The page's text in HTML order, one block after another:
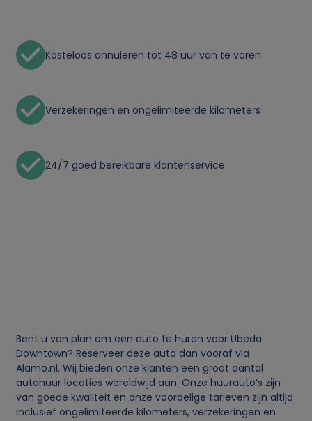
Kosteloos annuleren tot 48 uur van te voren
Verzekeringen en ongelimiteerde kilometers
24/7 goed bereikbare klantenservice
Bent u van plan om een auto te huren voor Ubeda
Downtown? Reserveer deze auto dan vooraf via
Alamo.nl. Wij bieden onze klanten een groot aantal
autohuur locaties wereldwijd aan. Onze huurauto’s zijn
van goede kwaliteit en onze voordelige tarieven zijn altijd
inclusief ongelimiteerde kilometers, verzekeringen en